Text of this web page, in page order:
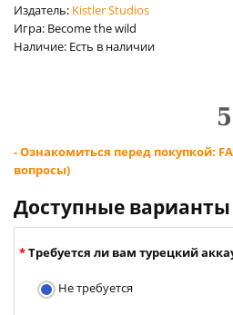
Издатель: Kistler Studios
Игра: Become the wild
Наличие: Есть в наличии
5
- Ознакомиться перед покупкой:
вопросы)
Доступные варианты
Требуется ли вам турецкий
Не требуется